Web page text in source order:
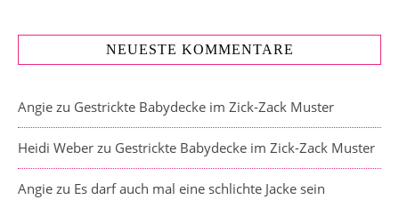
NEUESTE KOMMENTARE
Angie zu Gestrickte Babydecke im Zick-Zack Muster
Heidi Weber zu Gestrickte Babydecke im Zick-Zack Muster
Angie zu Es darf auch mal eine schlichte Jacke sein